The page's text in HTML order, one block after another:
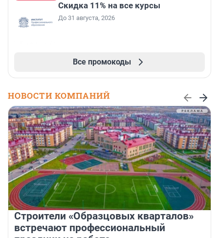
Скидка 11% на все курсы
До 31 августа, 2026
Все промокоды
НОВОСТИ КОМПАНИЙ
Строители «Образцовых кварталов»
встречают профессиональный